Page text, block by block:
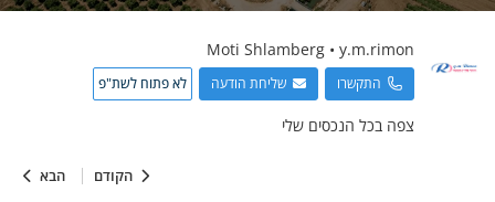
הקודם הבא
Moti Shlamberg • y.m.rimon
התקשרו שליחת הודעה לא פתוח לשת"פ
צפה בכל הנכסים שלי